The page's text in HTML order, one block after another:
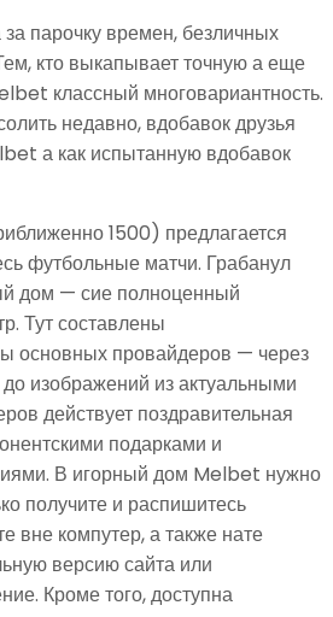
парочку времен, безличных
кто выкапывает точную а еще
классный многовариантность.
недавно, вдобавок друзья
а как испытанную вдобавок
1500) предлагается
футбольные матчи. Грабанул
дом — сие полноценный
Тут составлены
основных провайдеров — через
изображений из актуальными
действует поздравительная
подарками и
В игорный дом Melbet нужно
получите и распишитесь
вне компутер, а также нате
версию сайта или
Кроме того, доступна